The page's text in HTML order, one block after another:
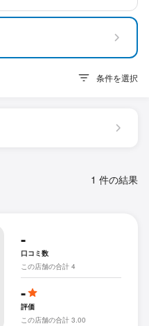
条件を選択
1 件の結果
-
口コミ数
この店舗の合計 4
-
評価
この店舗の合計 3.00